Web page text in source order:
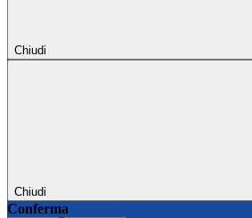
Chiudi
Chiudi
Conferma